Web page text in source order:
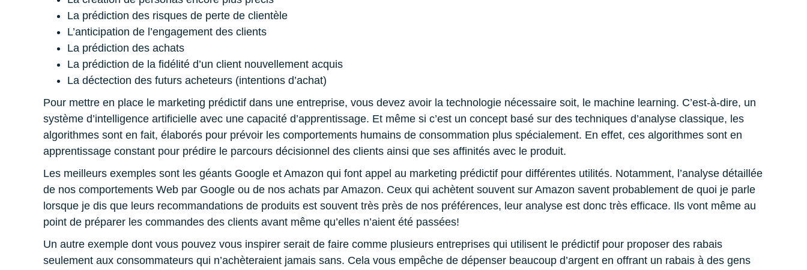
La prédiction des risques de perte de clientèle
L’anticipation de l’engagement des clients
La prédiction des achats
La prédiction de la fidélité d’un client nouvellement acquis
La déctection des futurs acheteurs (intentions d’achat)
Pour mettre en place le marketing prédictif dans une entreprise, vous devez avoir la technologie nécessaire soit, le machine learning. C’est-à-dire, un
système d’intelligence artificielle avec une capacité d’apprentissage. Et même si c’est un concept basé sur des techniques d’analyse classique, les
algorithmes sont en fait, élaborés pour prévoir les comportements humains de consommation plus spécialement. En effet, ces algorithmes sont en
apprentissage constant pour prédire le parcours décisionnel des clients ainsi que ses affinités avec le produit.
Les meilleurs exemples sont les géants Google et Amazon qui font appel au marketing prédictif pour différentes utilités. Notamment, l’analyse détaillée
de nos comportements Web par Google ou de nos achats par Amazon. Ceux qui achètent souvent sur Amazon savent probablement de quoi je parle
lorsque je dis que leurs recommandations de produits est souvent très près de nos préférences, leur analyse est donc très efficace. Ils vont même au
point de préparer les commandes des clients avant même qu’elles n’aient été passées!
Un autre exemple dont vous pouvez vous inspirer serait de faire comme plusieurs entreprises qui utilisent le prédictif pour proposer des rabais
seulement aux consommateurs qui n’achèteraient jamais sans. Cela vous empêche de dépenser beaucoup d’argent en offrant un rabais à des gens